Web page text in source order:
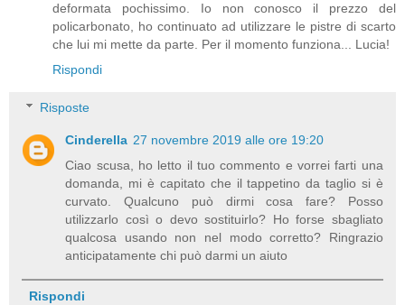
deformata pochissimo. Io non conosco il prezzo del
policarbonato, ho continuato ad utilizzare le pistre di scarto
che lui mi mette da parte. Per il momento funziona... Lucia!
Rispondi
Risposte
Cinderella 27 novembre 2019 alle ore 19:20
Ciao scusa, ho letto il tuo commento e vorrei farti una
domanda, mi è capitato che il tappetino da taglio si è
curvato. Qualcuno può dirmi cosa fare? Posso
utilizzarlo così o devo sostituirlo? Ho forse sbagliato
qualcosa usando non nel modo corretto? Ringrazio
anticipatamente chi può darmi un aiuto
Rispondi